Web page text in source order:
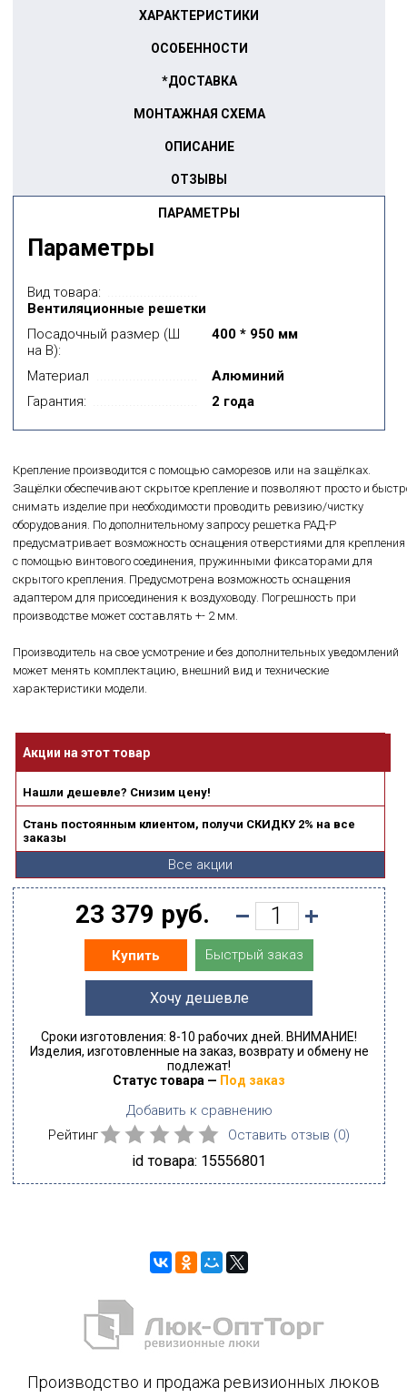
ПАРАМЕТРЫ
ХАРАКТЕРИСТИКИ
ОСОБЕННОСТИ
*ДОСТАВКА
МОНТАЖНАЯ СХЕМА
ОПИСАНИЕ
ОТЗЫВЫ
Параметры
Вид товара:
Вентиляционные решетки
Посадочный размер (Ш
на В):
400 * 950 мм
Материал
Алюминий
Гарантия:
2 года
Крепление производится с помощью саморезов или на защёлках.
Защёлки обеспечивают скрытое крепление и позволяют просто и
снимать изделие при необходимости проводить ревизию/чистку
оборудования. По дополнительному запросу решетка РАД-Р
предусматривает возможность оснащения отверстиями для крепления
с помощью винтового соединения, пружинными фиксаторами для
скрытого крепления. Предусмотрена возможность оснащения
адаптером для присоединения к воздуховоду. Погрешность при
производстве может составлять +- 2 мм.
Производитель на свое усмотрение и без дополнительных уведомлений
может менять комплектацию, внешний вид и технические
характеристики модели.
Акции на этот товар
Нашли дешевле? Снизим цену!
Стань постоянным клиентом, получи СКИДКУ 2% на все
заказы
Все акции
23 379 руб.
Купить Быстрый заказ
Хочу дешевле
Сроки изготовления: 8-10 рабочих дней. ВНИМАНИЕ!
Изделия, изготовленные на заказ, возврату и обмену не
подлежат!
Статус товара — Под заказ
Добавить к сравнению
Рейтинг
Оставить отзыв (0)
id товара: 15556801
Производство и продажа ревизионных люков